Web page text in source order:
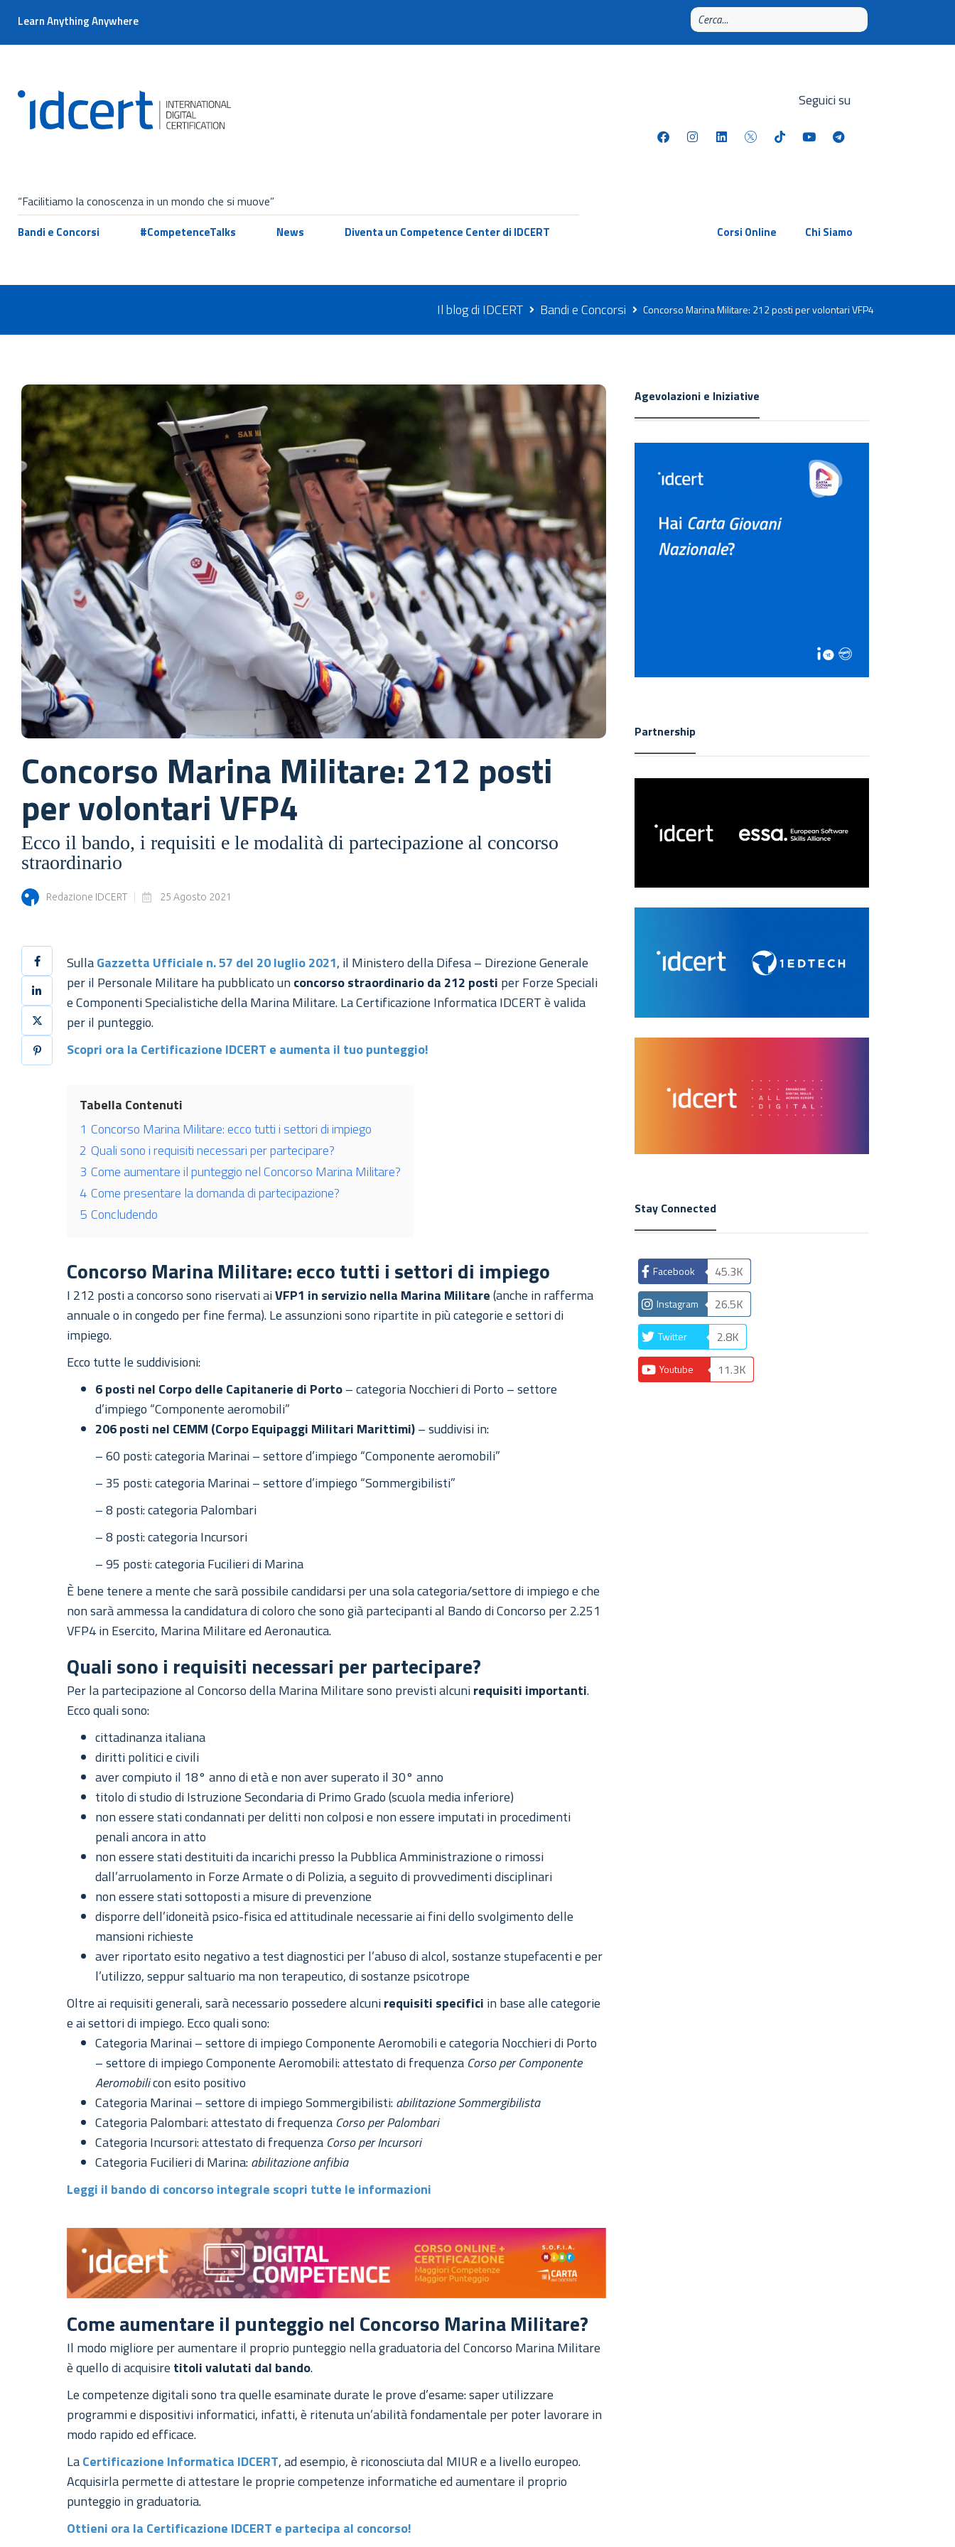
Learn Anything Anywhere
Seguici su
“Facilitiamo la conoscenza in un mondo che si muove”
Bandi e Concorsi #CompetenceTalks News Diventa un Competence Center di IDCERT Corsi Online Chi Siamo
Il blog di IDCERT Bandi e Concorsi Concorso Marina Militare: 212 posti per volontari VFP4
Concorso Marina Militare: 212 posti
per volontari VFP4
Ecco il bando, i requisiti e le modalità di partecipazione al concorso
straordinario
Redazione IDCERT 25 Agosto 2021
SullaGazzetta Ufficiale n. 57 del 20 luglio 2021, il Ministero della Difesa – Direzione Generale
per il Personale Militare ha pubblicato un concorso straordinario da 212 posti per Forze Speciali
e Componenti Specialistiche della Marina Militare. La Certificazione Informatica IDCERT è valida
per il punteggio.
Scopri ora la Certificazione IDCERT e aumenta il tuo punteggio!
Tabella Contenuti
1 Concorso Marina Militare: ecco tutti i settori di impiego
2 Quali sono i requisiti necessari per partecipare?
3 Come aumentare il punteggio nel Concorso Marina Militare?
4 Come presentare la domanda di partecipazione?
5 Concludendo
Concorso Marina Militare: ecco tutti i settori di impiego
I 212 posti a concorso sono riservati aiVFP1 in servizio nella Marina Militare(anche in rafferma
annuale o in congedo per fine ferma). Le assunzioni sono ripartite in più categorie e settori di
impiego.
Ecco tutte le suddivisioni:
6 posti nel Corpo delle Capitanerie di Porto– categoria Nocchieri di Porto – settore
d’impiego “Componente aeromobili”
206 posti nel CEMM (Corpo Equipaggi Militari Marittimi)– suddivisi in:
– 60 posti: categoria Marinai – settore d’impiego “Componente aeromobili”
– 35 posti: categoria Marinai – settore d’impiego “Sommergibilisti”
– 8 posti: categoria Palombari
– 8 posti: categoria Incursori
– 95 posti: categoria Fucilieri di Marina
È bene tenere a mente che sarà possibile candidarsi per una sola categoria/settore di impiego e che
non sarà ammessa la candidatura di coloro che sono già partecipanti al Bando di Concorso per 2.251
VFP4 in Esercito, Marina Militare ed Aeronautica.
Quali sono i requisiti necessari per partecipare?
Per la partecipazione al Concorso della Marina Militare sono previsti alcunirequisiti importanti.
Ecco quali sono:
cittadinanza italiana
diritti politici e civili
aver compiuto il 18° anno di età e non aver superato il 30° anno
titolo di studio di Istruzione Secondaria di Primo Grado (scuola media inferiore)
non essere stati condannati per delitti non colposi e non essere imputati in procedimenti
penali ancora in atto
non essere stati destituiti da incarichi presso la Pubblica Amministrazione o rimossi
dall’arruolamento in Forze Armate o di Polizia, a seguito di provvedimenti disciplinari
non essere stati sottoposti a misure di prevenzione
disporre dell’idoneità psico-fisica ed attitudinale necessarie ai fini dello svolgimento delle
mansioni richieste
aver riportato esito negativo a test diagnostici per l’abuso di alcol, sostanze stupefacenti e per
l’utilizzo, seppur saltuario ma non terapeutico, di sostanze psicotrope
Oltre ai requisiti generali, sarà necessario possedere alcunirequisiti specifici in base alle categorie
e ai settori di impiego. Ecco quali sono:
Categoria Marinai – settore di impiego Componente Aeromobili e categoria Nocchieri di Porto
– settore di impiego Componente Aeromobili: attestato di frequenza Corso per Componente
Aeromobilicon esito positivo
Categoria Marinai – settore di impiego Sommergibilisti:abilitazione Sommergibilista
Categoria Palombari: attestato di frequenza Corso per Palombari
Categoria Incursori: attestato di frequenza Corso per Incursori
Categoria Fucilieri di Marina:abilitazione anfibia
Leggi il bando di concorso integrale scopri tutte le informazioni
Come aumentare il punteggio nel Concorso Marina Militare?
Il modo migliore per aumentare il proprio punteggio nella graduatoria del Concorso Marina Militare
è quello di acquisire titoli valutati dal bando.
Le competenze digitali sono tra quelle esaminate durate le prove d’esame: saper utilizzare
programmi e dispositivi informatici, infatti, è ritenuta un’abilità fondamentale per poter lavorare in
modo rapido ed efficace.
LaCertificazione Informatica IDCERT, ad esempio, è riconosciuta dal MIUR e a livello europeo.
Acquisirla permette di attestare le proprie competenze informatiche ed aumentare il proprio
punteggio in graduatoria.
Ottieni ora la Certificazione IDCERT e partecipa al concorso!
Agevolazioni e Iniziative
Partnership
Stay Connected
Facebook 45.3K
Instagram 26.5K
Twitter 2.8K
Youtube 11.3K